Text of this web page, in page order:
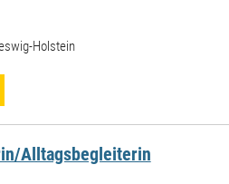
Holstein
Alltagsbegleiterin